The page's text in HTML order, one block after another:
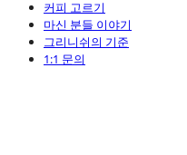
커피 고르기
마신 분들 이야기
그리니쉬의 기준
1:1 문의